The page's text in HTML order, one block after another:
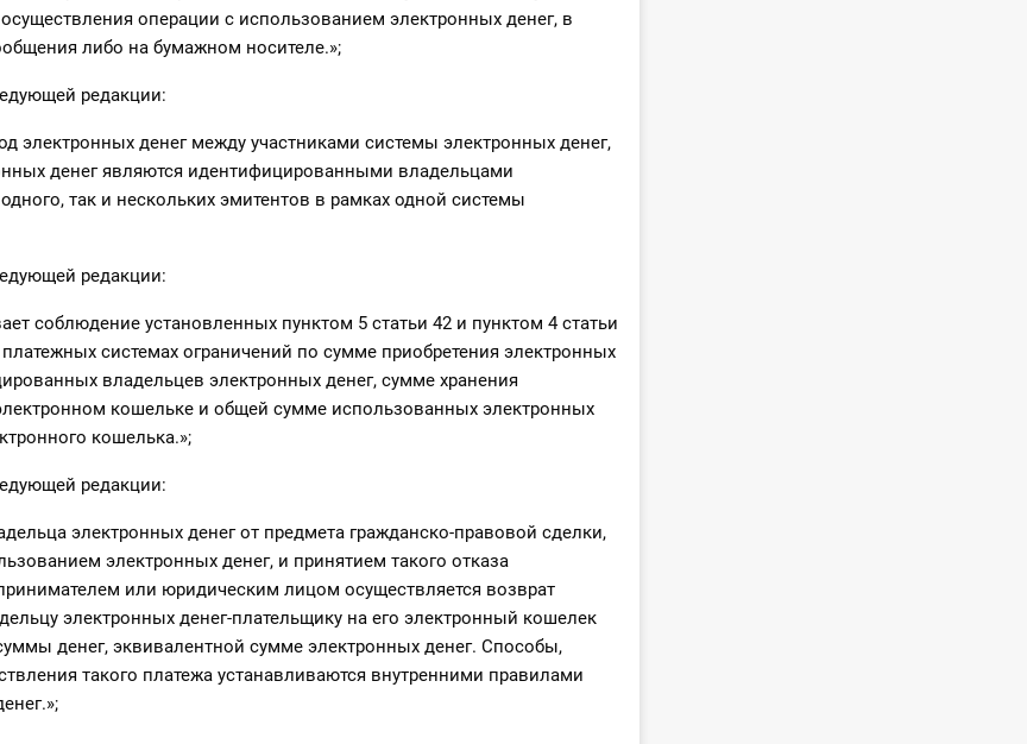
операции с использованием электронных денег, в
либо на бумажном носителе.»;
редакции:
электронных денег между участниками системы электронных денег,
денег являются идентифицированными владельцами
так и нескольких эмитентов в рамках одной системы
редакции:
соблюдение установленных пунктом 5 статьи 42 и пунктом 4 статьи
системах ограничений по сумме приобретения электронных
владельцев электронных денег, сумме хранения
кошельке и общей сумме использованных электронных
кошелька.»;
редакции:
электронных денег от предмета гражданско-правовой сделки,
электронных денег, и принятием такого отказа
или юридическим лицом осуществляется возврат
электронных денег-плательщику на его электронный кошелек
денег, эквивалентной сумме электронных денег. Способы,
такого платежа устанавливаются внутренними правилами